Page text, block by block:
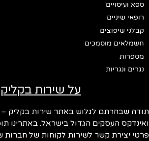
ספא ועיסויים
רופאי שיניים
קבלני שיפוצים
חשמלאים מוסמכים
מספרות
נגרים ונגריות
על שירות
תודה שבחרתם לגלוש באתר שירות בקליק –
ואינדקס העסקים הגדול בישראל. באתרינו
פרטי יצירת קשר לשירות לקוחות של חברות